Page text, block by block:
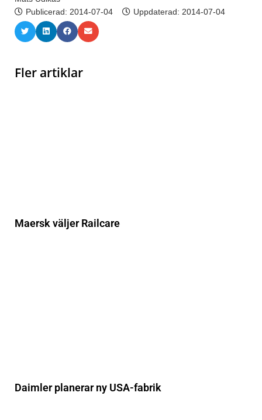
Publicerad: 2014-07-04 Uppdaterad: 2014-07-04
Fler artiklar
Maersk väljer Railcare
Daimler planerar ny USA-fabrik